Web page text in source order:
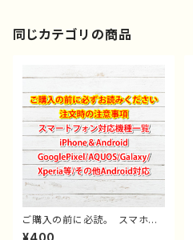
同じカテゴリの商品
ご購入の前に必読。 スマホケ
ース サイズ 一覧 選び方
¥400